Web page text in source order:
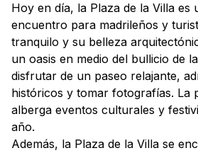
Hoy en día, la Plaza de la Villa es
encuentro para madrileños y
tranquilo y su belleza
un oasis en medio del bullicio de
disfrutar de un paseo relajante,
históricos y tomar fotografías. La
alberga eventos culturales y
año.
Además, la Plaza de la Villa se